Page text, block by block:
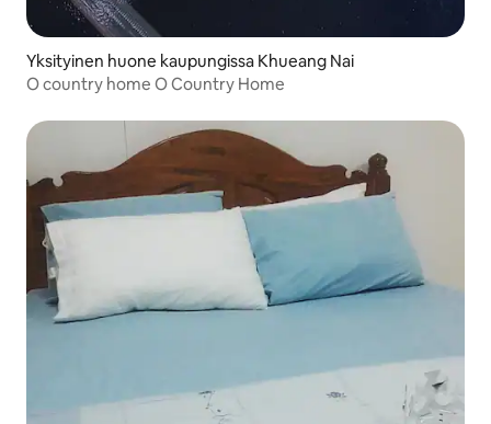
Yksityinen huone kaupungissa Khueang Nai
O country home O Country Home